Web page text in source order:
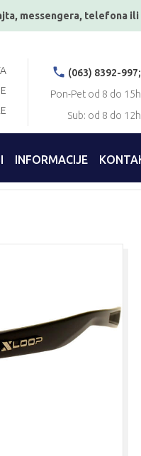
messengera, telefona
(063) 8392-997;
Pon-Pet od 8 do 15h
Sub: od 8 do 12h
INFORMACIJE